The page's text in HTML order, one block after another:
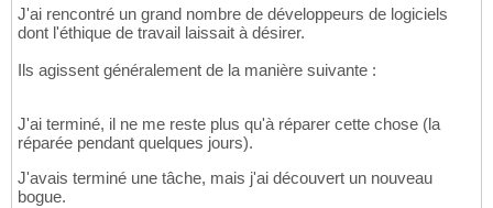
J'ai rencontré un grand nombre de développeurs de logiciels
dont l'éthique de travail laissait à désirer.
Ils agissent généralement de la manière suivante :
J'ai terminé, il ne me reste plus qu'à réparer cette chose (la
réparée pendant quelques jours).
J'avais terminé une tâche, mais j'ai découvert un nouveau
bogue.